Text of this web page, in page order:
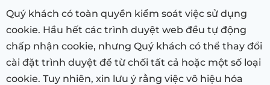
Quý khách có toàn quyền kiểm soát việc sử dụng
cookie. Hầu hết các trình duyệt web đều tự động
chấp nhận cookie, nhưng Quý khách có thể thay đổi
cài đặt trình duyệt để từ chối tất cả hoặc một số loại
cookie. Tuy nhiên, xin lưu ý rằng việc vô hiệu hóa